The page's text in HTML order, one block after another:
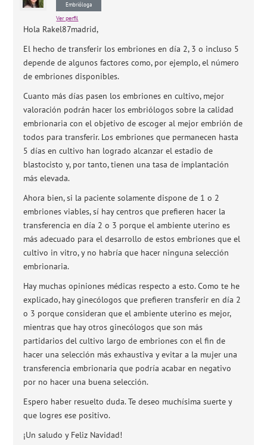
Embrióloga
Ver perfil
Hola Rakel87madrid,
El hecho de transferir los embriones en día 2, 3 o incluso 5
depende de algunos factores como, por ejemplo, el número
de embriones disponibles.
Cuanto más días pasen los embriones en cultivo, mejor
valoración podrán hacer los embriólogos sobre la calidad
embrionaria con el objetivo de escoger al mejor embrión de
todos para transferir. Los embriones que permanecen hasta
5 días en cultivo han logrado alcanzar el estadio de
blastocisto y, por tanto, tienen una tasa de implantación
más elevada.
Ahora bien, si la paciente solamente dispone de 1 o 2
embriones viables, sí hay centros que prefieren hacer la
transferencia en día 2 o 3 porque el ambiente uterino es
más adecuado para el desarrollo de estos embriones que el
cultivo in vitro, y no habría que hacer ninguna selección
embrionaria.
Hay muchas opiniones médicas respecto a esto. Como te he
explicado, hay ginecólogos que prefieren transferir en día 2
o 3 porque consideran que el ambiente uterino es mejor,
mientras que hay otros ginecólogos que son más
partidarios del cultivo largo de embriones con el fin de
hacer una selección más exhaustiva y evitar a la mujer una
transferencia embrionaria que podría acabar en negativo
por no hacer una buena selección.
Espero haber resuelto duda. Te deseo muchísima suerte y
que logres ese positivo.
¡Un saludo y Feliz Navidad!